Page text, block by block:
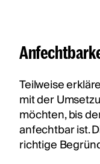
Teilweise
mit der
möchten, bis
anfechtbar ist.
richtige